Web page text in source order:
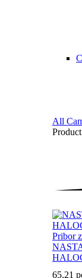
All
Pribor
65,21